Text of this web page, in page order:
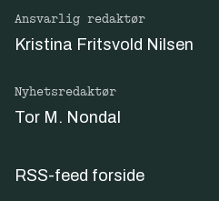
Ansvarlig redaktør
Kristina Fritsvold Nilsen
Nyhetsredaktør
Tor M. Nondal
RSS-feed forside